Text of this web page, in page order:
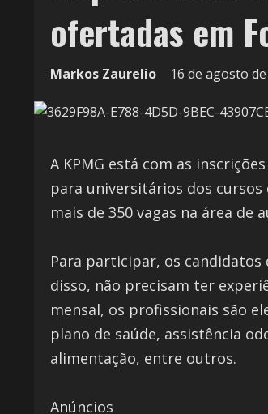
ofertadas em
Markos Zaurelio 16 de agosto de
A KPMG está com as
para universitários dos cursos
mais de 350 vagas na área
Para participar, os candidatos
disso, não precisam ter
mensal, os profissionais são
plano de saúde, assistência
alimentação, entre outros.
Anúncios